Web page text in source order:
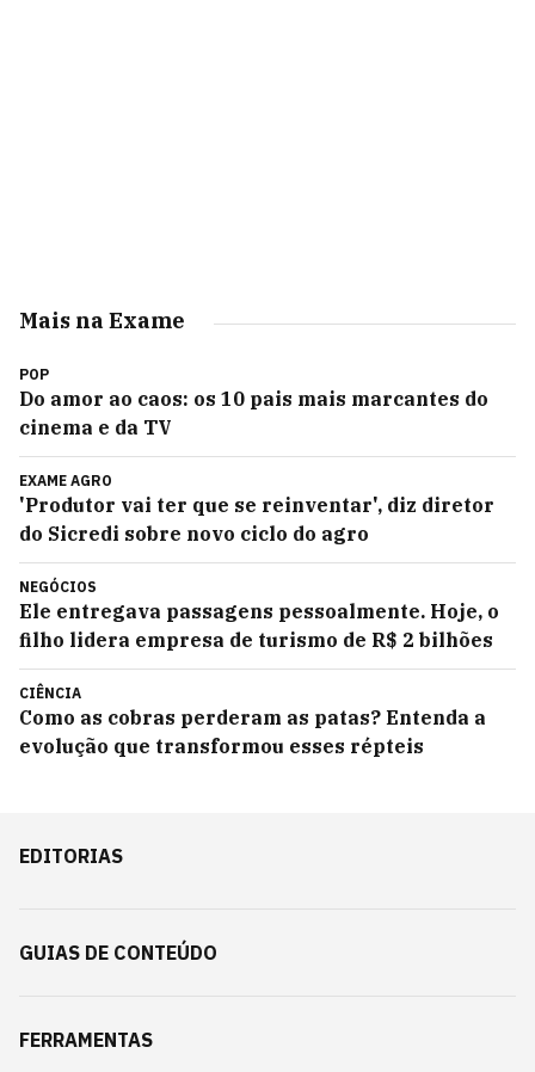
Mais na Exame
POP
Do amor ao caos: os 10 pais mais marcantes do
cinema e da TV
EXAME AGRO
'Produtor vai ter que se reinventar', diz diretor
do Sicredi sobre novo ciclo do agro
NEGÓCIOS
Ele entregava passagens pessoalmente. Hoje, o
filho lidera empresa de turismo de R$ 2 bilhões
CIÊNCIA
Como as cobras perderam as patas? Entenda a
evolução que transformou esses répteis
EDITORIAS
GUIAS DE CONTEÚDO
FERRAMENTAS